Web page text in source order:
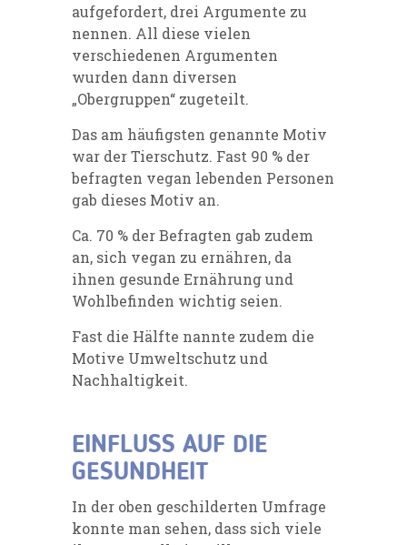
aufgefordert, drei Argumente zu
nennen. All diese vielen
verschiedenen Argumenten
wurden dann diversen
„Obergruppen“ zugeteilt.
Das am häufigsten genannte Motiv
war der Tierschutz. Fast 90 % der
befragten vegan lebenden Personen
gab dieses Motiv an.
Ca. 70 % der Befragten gab zudem
an, sich vegan zu ernähren, da
ihnen gesunde Ernährung und
Wohlbefinden wichtig seien.
Fast die Hälfte nannte zudem die
Motive Umweltschutz und
Nachhaltigkeit.
EINFLUSS AUF DIE
GESUNDHEIT
In der oben geschilderten Umfrage
konnte man sehen, dass sich viele